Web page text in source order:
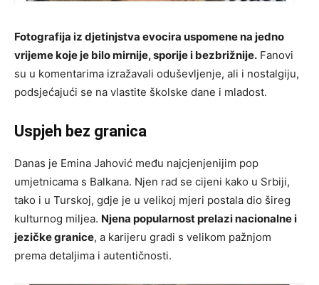
Fotografija iz djetinjstva evocira uspomene na jedno
vrijeme koje je bilo mirnije, sporije i bezbrižnije. Fanovi
su u komentarima izražavali oduševljenje, ali i nostalgiju,
podsjećajući se na vlastite školske dane i mladost.
Uspjeh bez granica
Danas je Emina Jahović među najcjenjenijim pop
umjetnicama s Balkana. Njen rad se cijeni kako u Srbiji,
tako i u Turskoj, gdje je u velikoj mjeri postala dio šireg
kulturnog miljea. Njena popularnost prelazi nacionalne i
jezičke granice, a karijeru gradi s velikom pažnjom
prema detaljima i autentičnosti.